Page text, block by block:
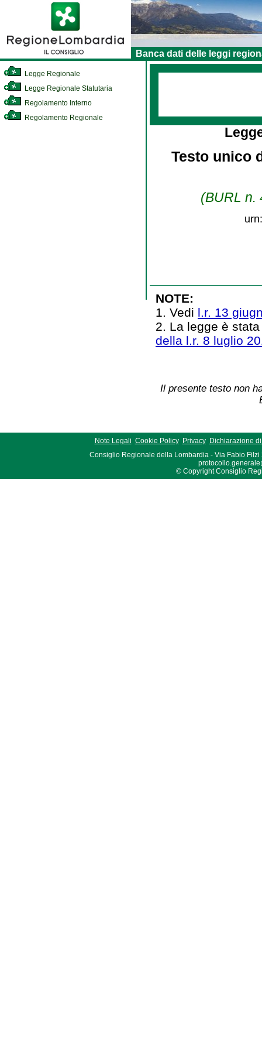
Banca dati delle leggi
Legge Regionale
Legge Regionale Statutaria
Regolamento Interno
Regolamento Regionale
Testo unico
(BURL n.
NOTE:
1. Vedi l.r. 13
2. La legge è
della l.r. 8 luglio
Il presente testo non
Note Legali Cookie Policy Privacy
Dichiarazione
Consiglio Regionale della Lombardia - Via Fabio Filzi
© Copyright Consiglio